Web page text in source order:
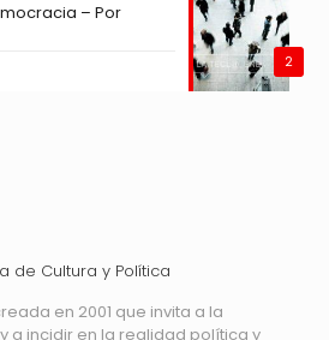
2
– Por
de Cultura y Política
en 2001 que invita a la
a incidir en la realidad política y